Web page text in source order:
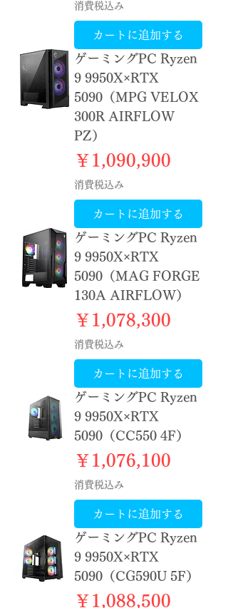
消費税込み
カートに追加する
ゲーミングPC Ryzen
9 9950X×RTX
5090（MPG VELOX
300R AIRFLOW
PZ）
価格
￥1,090,900
消費税込み
カートに追加する
ゲーミングPC Ryzen
9 9950X×RTX
5090（MAG FORGE
130A AIRFLOW）
価格
￥1,078,300
消費税込み
カートに追加する
ゲーミングPC Ryzen
9 9950X×RTX
5090（CC550 4F）
価格
￥1,076,100
消費税込み
カートに追加する
ゲーミングPC Ryzen
9 9950X×RTX
5090（CG590U 5F）
価格
￥1,088,500